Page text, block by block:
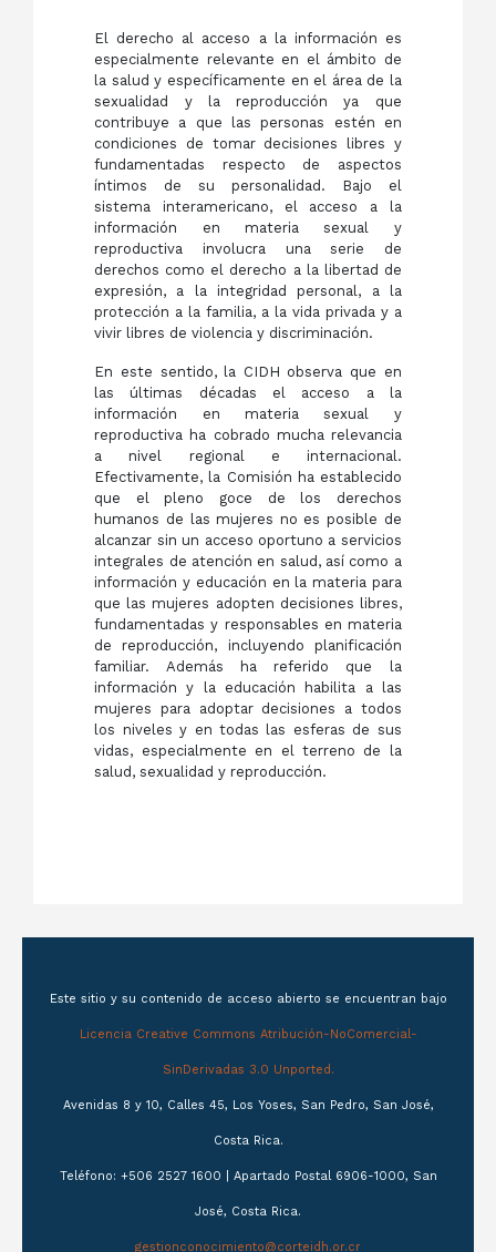
El derecho al acceso a la información es
especialmente relevante en el ámbito de
la salud y específicamente en el área de la
sexualidad y la reproducción ya que
contribuye a que las personas estén en
condiciones de tomar decisiones libres y
fundamentadas respecto de aspectos
íntimos de su personalidad. Bajo el
sistema interamericano, el acceso a la
información en materia sexual y
reproductiva involucra una serie de
derechos como el derecho a la libertad de
expresión, a la integridad personal, a la
protección a la familia, a la vida privada y a
vivir libres de violencia y discriminación.
En este sentido, la CIDH observa que en
las últimas décadas el acceso a la
información en materia sexual y
reproductiva ha cobrado mucha relevancia
a nivel regional e internacional.
Efectivamente, la Comisión ha establecido
que el pleno goce de los derechos
humanos de las mujeres no es posible de
alcanzar sin un acceso oportuno a servicios
integrales de atención en salud, así como a
información y educación en la materia para
que las mujeres adopten decisiones libres,
fundamentadas y responsables en materia
de reproducción, incluyendo planificación
familiar. Además ha referido que la
información y la educación habilita a las
mujeres para adoptar decisiones a todos
los niveles y en todas las esferas de sus
vidas, especialmente en el terreno de la
salud, sexualidad y reproducción.
Este sitio y su contenido de acceso abierto se encuentran bajo
Licencia Creative Commons Atribución-NoComercial-
SinDerivadas 3.0 Unported.
Avenidas 8 y 10, Calles 45, Los Yoses, San Pedro, San José,
Costa Rica.
Teléfono: +506 2527 1600 | Apartado Postal 6906-1000, San
José, Costa Rica.
gestionconocimiento@corteidh.or.cr